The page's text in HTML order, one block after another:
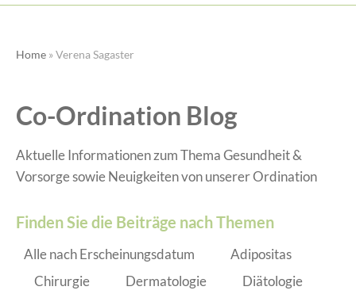
Home »Verena Sagaster
Co-Ordination Blog
Aktuelle Informationen zum Thema Gesundheit &
Vorsorge sowie Neuigkeiten von unserer Ordination
Finden Sie die Beiträge nach Themen
Alle nach Erscheinungsdatum
Adipositas
Chirurgie
Dermatologie
Diätologie